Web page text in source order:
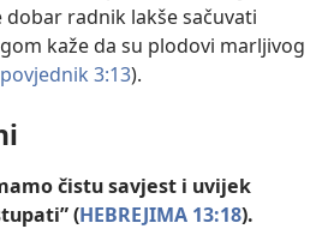
radnik lakše sačuvati
kaže da su plodovi marljivog
3:13).
čistu savjest i uvijek
(HEBREJIMA 13:18).